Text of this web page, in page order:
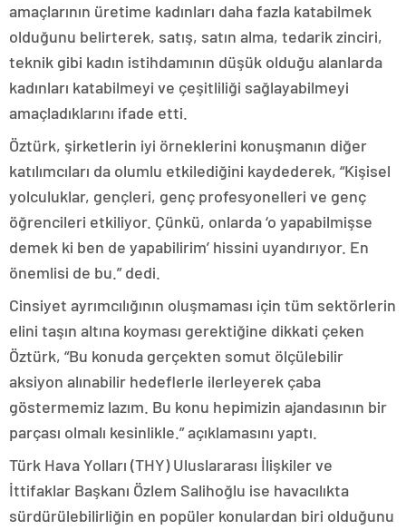
amaçlarının üretime kadınları daha fazla katabilmek
olduğunu belirterek, satış, satın alma, tedarik zinciri,
teknik gibi kadın istihdamının düşük olduğu alanlarda
kadınları katabilmeyi ve çeşitliliği sağlayabilmeyi
amaçladıklarını ifade etti.
Öztürk, şirketlerin iyi örneklerini konuşmanın diğer
katılımcıları da olumlu etkilediğini kaydederek, “Kişisel
yolculuklar, gençleri, genç profesyonelleri ve genç
öğrencileri etkiliyor. Çünkü, onlarda ‘o yapabilmişse
demek ki ben de yapabilirim’ hissini uyandırıyor. En
önemlisi de bu.” dedi.
Cinsiyet ayrımcılığının oluşmaması için tüm sektörlerin
elini taşın altına koyması gerektiğine dikkati çeken
Öztürk, “Bu konuda gerçekten somut ölçülebilir
aksiyon alınabilir hedeflerle ilerleyerek çaba
göstermemiz lazım. Bu konu hepimizin ajandasının bir
parçası olmalı kesinlikle.” açıklamasını yaptı.
Türk Hava Yolları (THY) Uluslararası İlişkiler ve
İttifaklar Başkanı Özlem Salihoğlu ise havacılıkta
sürdürülebilirliğin en popüler konulardan biri olduğunu